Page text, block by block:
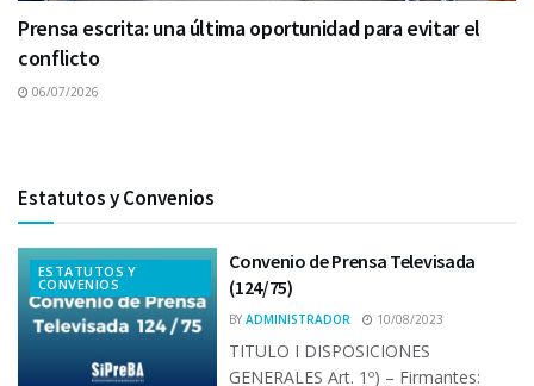
Prensa escrita: una última oportunidad para evitar el
conflicto
06/07/2026
Estatutos y Convenios
ESTATUTOS Y
CONVENIOS
Convenio de Prensa Televisada
(124/75)
BY ADMINISTRADOR 10/08/2023
TITULO I DISPOSICIONES
GENERALES Art. 1º) – Firmantes: